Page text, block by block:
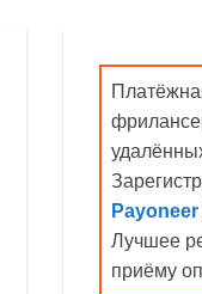
Лучшее
приёму